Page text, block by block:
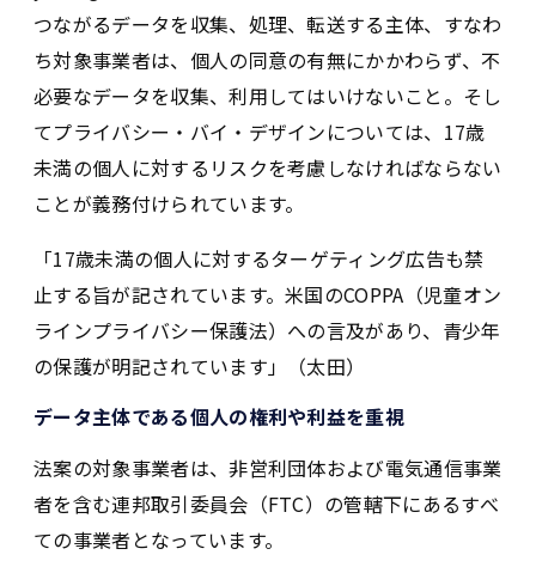
つながるデータを収集、処理、転送する主体、すなわ
ち対象事業者は、個人の同意の有無にかかわらず、不
必要なデータを収集、利用してはいけないこと。そし
てプライバシー・バイ・デザインについては、17歳
未満の個人に対するリスクを考慮しなければならない
ことが義務付けられています。
「17歳未満の個人に対するターゲティング広告も禁
止する旨が記されています。米国のCOPPA（児童オン
ラインプライバシー保護法）への言及があり、青少年
の保護が明記されています」（太田）
データ主体である個人の権利や利益を重視
法案の対象事業者は、非営利団体および電気通信事業
者を含む連邦取引委員会（FTC）の管轄下にあるすべ
ての事業者となっています。